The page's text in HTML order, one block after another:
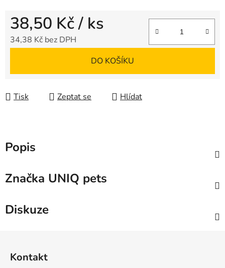
38,50 Kč/ ks
34,38 Kč bez DPH
DO KOŠÍKU
Tisk Zeptat se Hlídat
Popis
Značka UNIQ pets
Diskuze
Kontakt